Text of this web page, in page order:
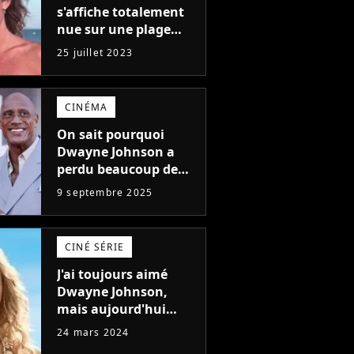
s'affiche totalement
nue sur une plage
naturiste : "je ne
pensais pas que
j'arriverais à le
faire..."
25 juillet 2023
CINÉMA
On sait pourquoi
Dwayne Johnson a
perdu beaucoup de
poids et c'est pour
une raison
importante
9 septembre 2025
CINÉ SÉRIE
J'ai toujours aimé
Dwayne Johnson,
mais aujourd'hui
John Cena est devenu
24 mars 2024